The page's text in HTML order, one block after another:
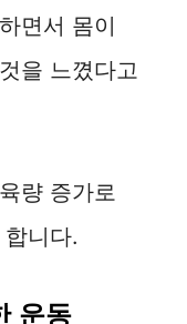
면서 몸이
을 느꼈다고
량 증가로
니다.
운동